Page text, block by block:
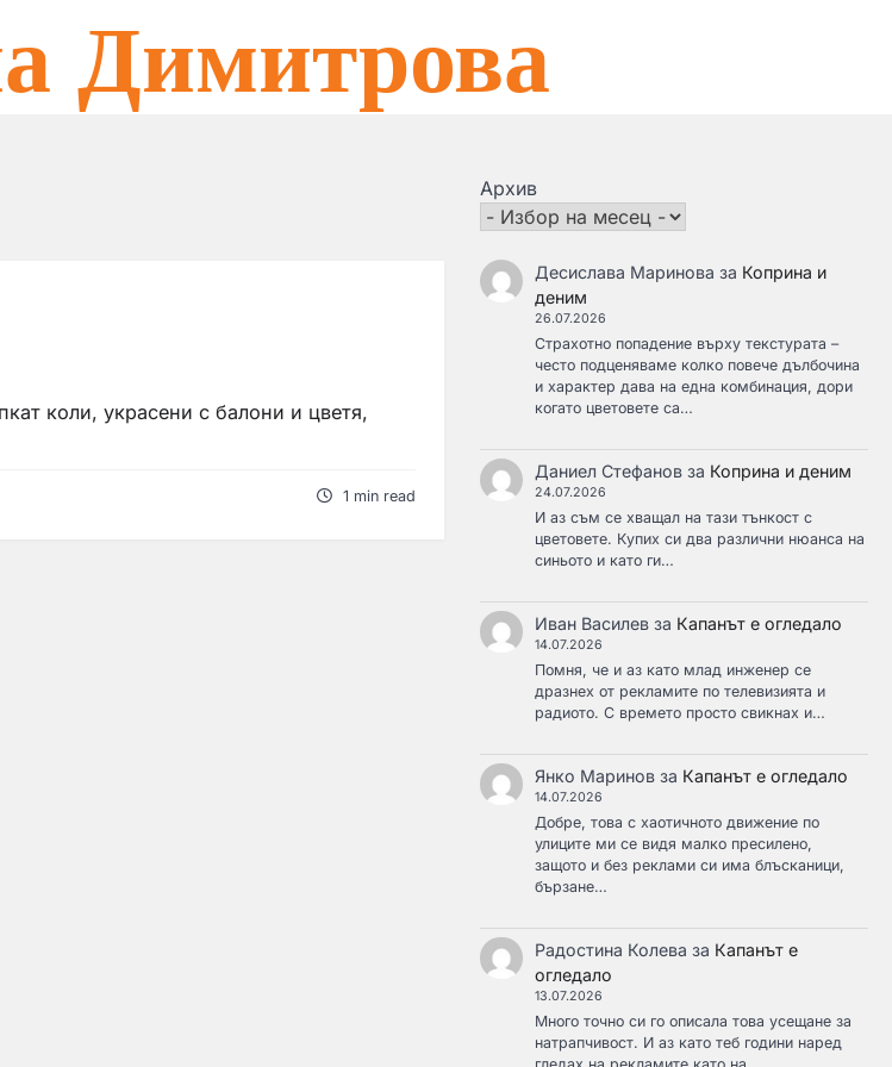
Димитрова
коли, украсени с балони и цветя,
1 min read
Архив
Десислава Маринова за Коприна и
деним
26.07.2026
Страхотно попадение върху текстурата –
често подценяваме колко повече дълбочина
и характер дава на една комбинация, дори
когато цветовете са…
Даниел Стефанов за Коприна и деним
24.07.2026
И аз съм се хващал на тази тънкост с
цветовете. Купих си два различни нюанса на
синьото и като ги…
Иван Василев за Капанът е огледало
14.07.2026
Помня, че и аз като млад инженер се
дразнех от рекламите по телевизията и
радиото. С времето просто свикнах и…
Янко Маринов за Капанът е огледало
14.07.2026
Добре, това с хаотичното движение по
улиците ми се видя малко пресилено,
защото и без реклами си има блъсканици,
бързане…
Радостина Колева за Капанът е
огледало
13.07.2026
Много точно си го описала това усещане за
натрапчивост. И аз като теб години наред